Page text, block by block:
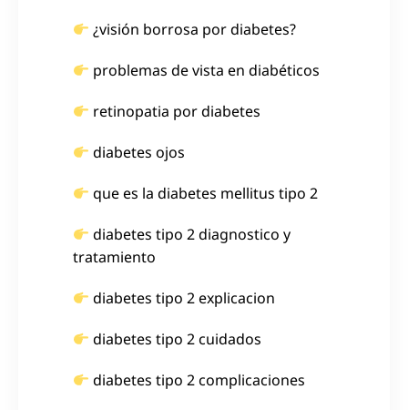
¿visión borrosa por diabetes?
problemas de vista en diabéticos
retinopatia por diabetes
diabetes ojos
que es la diabetes mellitus tipo 2
diabetes tipo 2 diagnostico y
tratamiento
diabetes tipo 2 explicacion
diabetes tipo 2 cuidados
diabetes tipo 2 complicaciones